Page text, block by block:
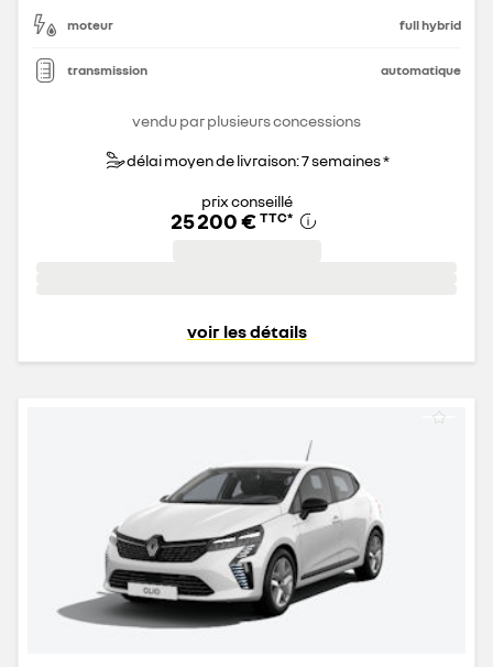
moteur full hybrid
transmission automatique
vendu par plusieurs concessions
délai moyen de livraison: 7 semaines *
prix conseillé
25 200 € TTC*
voir les détails